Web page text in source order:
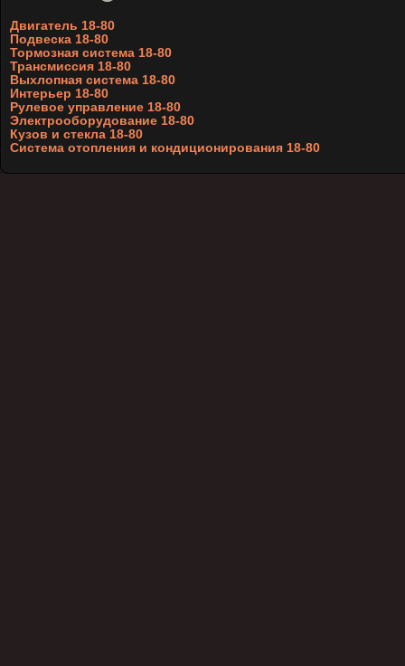
Двигатель 18-80
Подвеска 18-80
Тормозная система 18-80
Трансмиссия 18-80
Выхлопная система 18-80
Интерьер 18-80
Рулевое управление 18-80
Электрооборудование 18-80
Кузов и стекла 18-80
Система отопления и кондиционирования 18-80